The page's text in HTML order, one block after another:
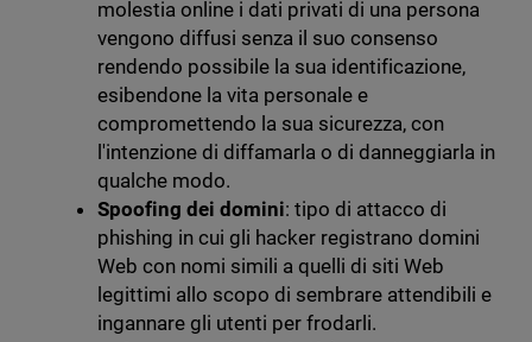
molestia online i dati privati di una persona
vengono diffusi senza il suo consenso
rendendo possibile la sua identificazione,
esibendone la vita personale e
compromettendo la sua sicurezza, con
l'intenzione di diffamarla o di danneggiarla in
qualche modo.
Spoofing dei domini: tipo di attacco di
phishing in cui gli hacker registrano domini
Web con nomi simili a quelli di siti Web
legittimi allo scopo di sembrare attendibili e
ingannare gli utenti per frodarli.